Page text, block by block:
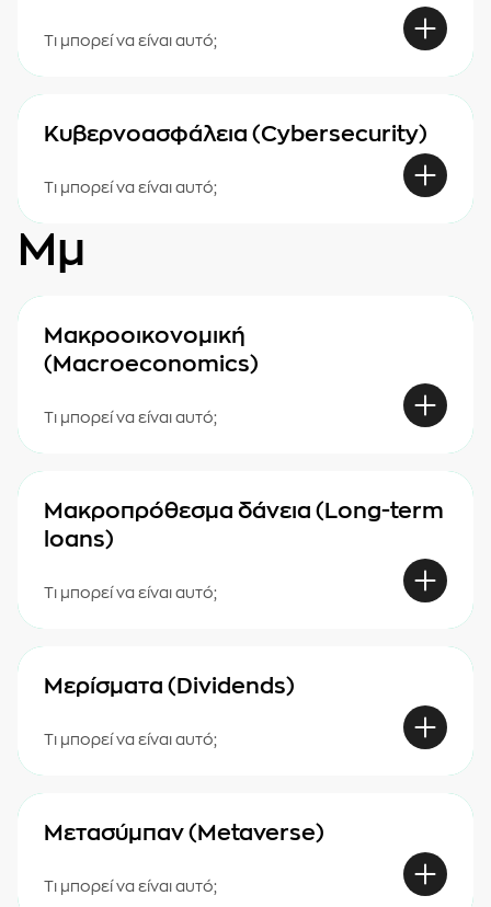
Τι μπορεί να είναι αυτό;
Κυβερνοασφάλεια (Cybersecurity)
Τι μπορεί να είναι αυτό;
Μμ
Μακροοικονομική
(Macroeconomics)
Τι μπορεί να είναι αυτό;
Μακροπρόθεσμα δάνεια (Long-term
loans)
Τι μπορεί να είναι αυτό;
Μερίσματα (Dividends)
Τι μπορεί να είναι αυτό;
Mετασύμπαν (Metaverse)
Τι μπορεί να είναι αυτό;